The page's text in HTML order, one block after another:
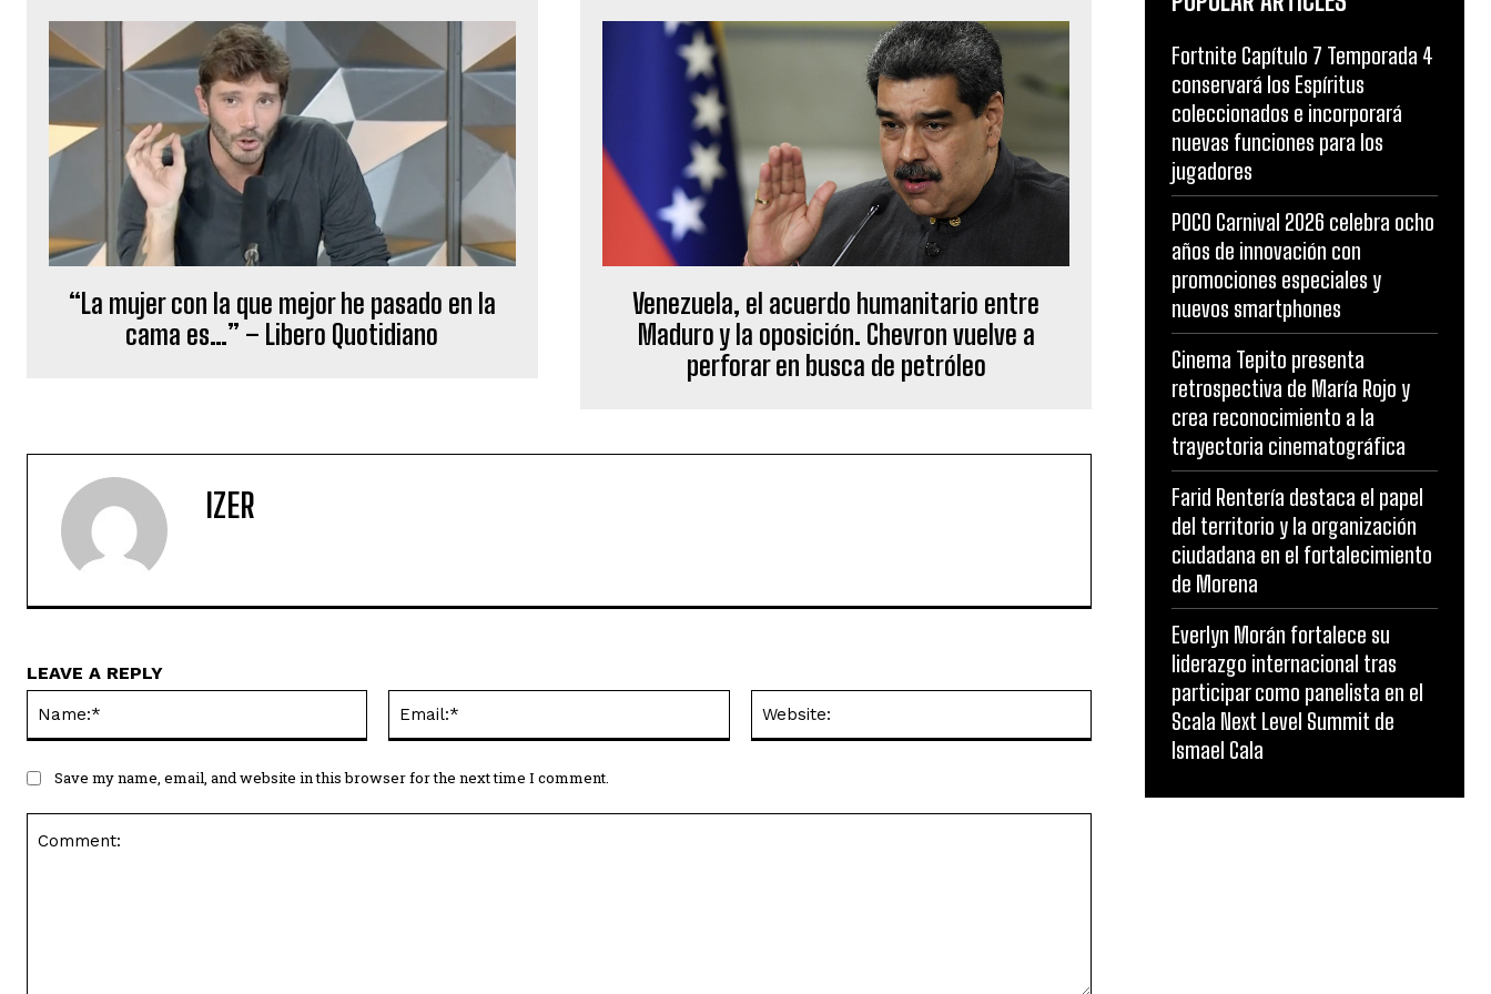
“La mujer con la que mejor he pasado en la
cama es…” – Libero Quotidiano
Venezuela, el acuerdo humanitario entre
Maduro y la oposición. Chevron vuelve a
perforar en busca de petróleo
IZER
LEAVE A REPLY
Save my name, email, and website in this browser for the next time I comment.
Fortnite Capítulo 7 Temporada 4
conservará los Espíritus
coleccionados e incorporará
nuevas funciones para los
jugadores
POCO Carnival 2026 celebra ocho
años de innovación con
promociones especiales y
nuevos smartphones
Cinema Tepito presenta
retrospectiva de María Rojo y
crea reconocimiento a la
trayectoria cinematográfica
Farid Rentería destaca el papel
del territorio y la organización
ciudadana en el fortalecimiento
de Morena
Everlyn Morán fortalece su
liderazgo internacional tras
participar como panelista en el
Scala Next Level Summit de
Ismael Cala